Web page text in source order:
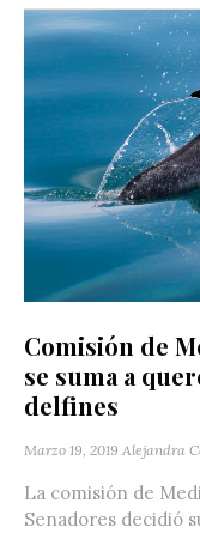
Comisión de
se suma a
delfines
Marzo 19, 2019 Alejandra
La comisión de
Senadores decidió